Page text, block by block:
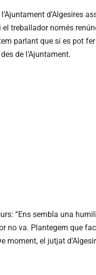
d’Algesires
treballador només
parlant que si es pot
de l’Ajuntament.
“Ens sembla una
no va. Plantegem que
moment, el jutjat